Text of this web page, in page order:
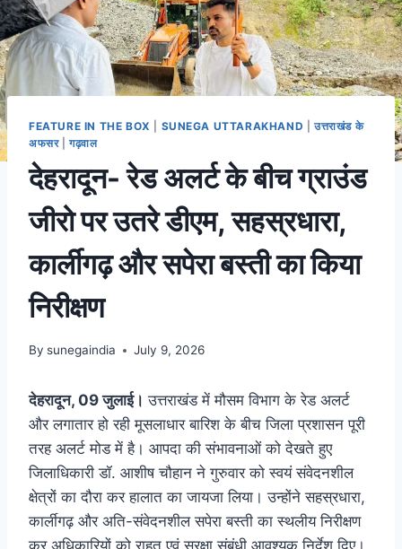
FEATURE IN THE BOX SUNEGA UTTARAKHAND |उत्तराखंड के
अफसर|गढ़वाल
देहरादून- रेड अलर्ट के बीच ग्राउंड
जीरो पर उतरे डीएम, सहस्रधारा,
कार्लीगढ़ और सपेरा बस्ती का किया
निरीक्षण
By sunegaindia July 9, 2026
देहरादून, 09 जुलाई। उत्तराखंड में मौसम विभाग के रेड अलर्ट
और लगातार हो रही मूसलाधार बारिश के बीच जिला प्रशासन पूरी
तरह अलर्ट मोड में है। आपदा की संभावनाओं को देखते हुए
जिलाधिकारी डॉ. आशीष चौहान ने गुरुवार को स्वयं संवेदनशील
क्षेत्रों का दौरा कर हालात का जायजा लिया। उन्होंने सहस्रधारा,
कार्लीगढ़ और अति-संवेदनशील सपेरा बस्ती का स्थलीय निरीक्षण